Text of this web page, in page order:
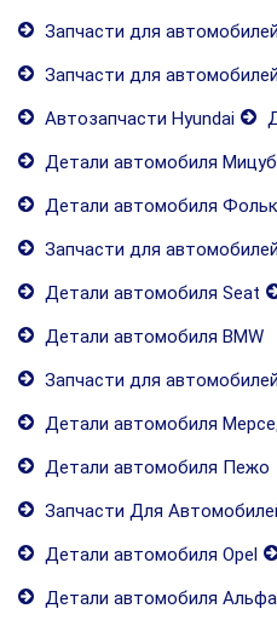
Запчасти для
Запчасти для
Автозапчасти Hyundai
Детали автомобиля
Детали автомобиля
Запчасти для
Детали автомобиля Seat
Детали автомобиля BMW
Запчасти для
Детали автомобиля
Детали автомобиля Пежо
Запчасти Для
Детали автомобиля Opel
Детали автомобиля